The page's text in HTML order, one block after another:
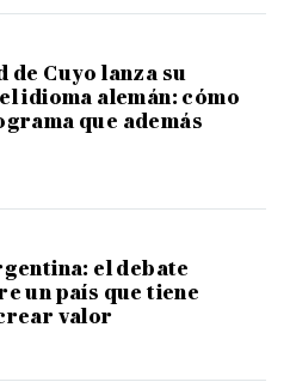
de Cuyo lanza su
idioma alemán: cómo
que además
el debate
un país que tiene
valor